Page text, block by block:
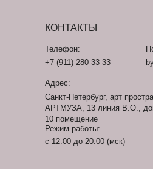
Телефон:
+7 (911) 280 33 33
Адрес:
Санкт-Петербург, арт
АРТМУЗА, 13 линия В.О.,
10 помещение
Режим работы:
с 12:00 до 20:00 (мск)
КОНТАКТЫ